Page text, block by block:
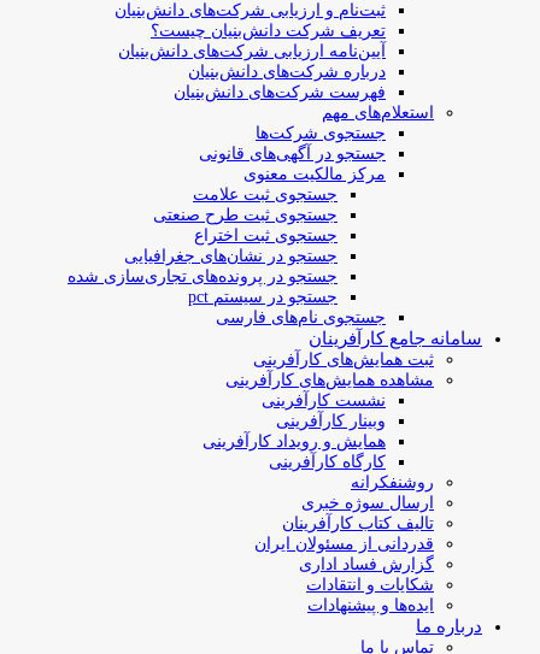
ثبت‌نام و ارزیابی شرکت‌های دانش‌بنیان
تعریف شرکت دانش‌بنیان چیست؟
آیین‌نامه ارزیابی شرکت‌های دانش‌بنیان
درباره شرکت‌های دانش‌بنیان
فهرست شرکت‌های دانش‌بنیان
استعلام‌های مهم
جستجوی شرکت‌ها
جستجو در آگهی‌های قانونی
مرکز مالکیت معنوی
جستجوی ثبت علامت
جستجوی ثبت طرح صنعتی
جستجوی ثبت اختراع
جستجو در نشان‌های جغرافیایی
جستجو در پرونده‌های تجاری‌سازی شده
جستجو در سیستم pct
جستجوی نام‌های فارسی
سامانه جامع کارآفرینان
ثبت همایش‌های کارآفرینی
مشاهده همایش‌های کارآفرینی
نشست کارآفرینی
وبینار کارآفرینی
همایش و رویداد کارآفرینی
کارگاه کارآفرینی
روشنفکرانه
ارسال سوژه‌ خبری
تالیف کتاب کارآفرینان
قدردانی از مسئولان ایران
گزارش فساد اداری
شکایات و انتقادات
ایده‌ها و پیشنهادات
درباره ما
تماس با ما